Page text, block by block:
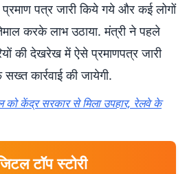
पत्र जारी किये गये और कई लोगों
करके लाभ उठाया. मंत्री ने पहले
की देखरेख में ऐसे प्रमाणपत्र जारी
कार्रवाई की जायेगी.
को केंद्र सरकार से मिला उपहार, रेलवे के
टॉप स्टोरी